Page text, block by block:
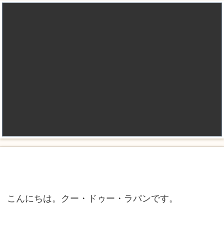
こんにちは。クー・ドゥー・ラパンです。